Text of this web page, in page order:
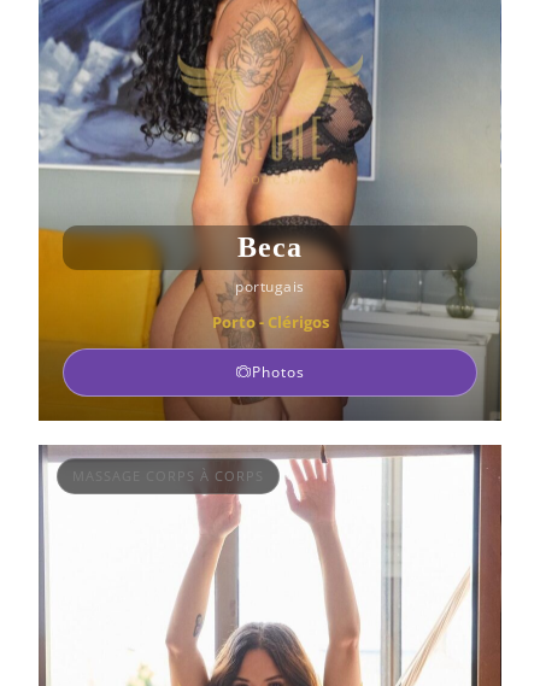
Beca
portugais
Porto - Clérigos
Photos
MASSAGE CORPS À CORPS